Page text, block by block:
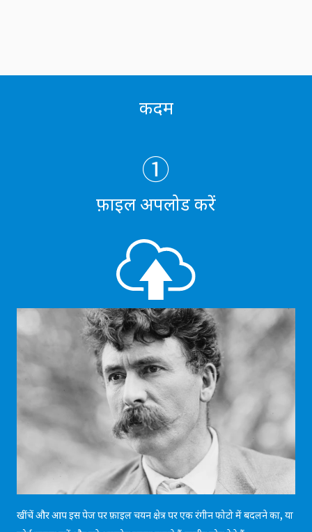
कदम
①
फ़ाइल अपलोड करें
खींचें और आप इस पेज पर फ़ाइल चयन क्षेत्र पर एक रंगीन फोटो में बदलने का, या